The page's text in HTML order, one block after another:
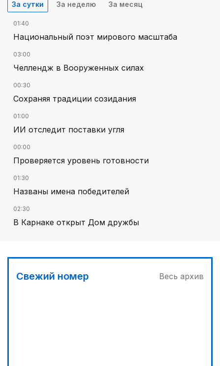
За сутки За неделю За месяц
01:40
Национальный поэт мирового масштаба
03:00
Челлендж в Вооруженных силах
00:30
Сохраняя традиции созидания
01:00
ИИ отследит поставки угля
00:00
Проверяется уровень готовности
01:30
Названы имена победителей
02:30
В Карнаке открыт Дом дружбы
программе
00:45
Свежий номер Весь архив